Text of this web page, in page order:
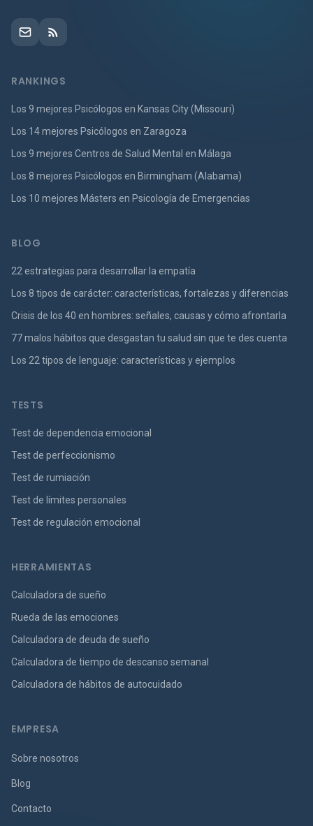
RANKINGS
Los 9 mejores Psicólogos en Kansas City (Missouri)
Los 14 mejores Psicólogos en Zaragoza
Los 9 mejores Centros de Salud Mental en Málaga
Los 8 mejores Psicólogos en Birmingham (Alabama)
Los 10 mejores Másters en Psicología de Emergencias
BLOG
22 estrategias para desarrollar la empatía
Los 8 tipos de carácter: características, fortalezas y diferencias
Crisis de los 40 en hombres: señales, causas y cómo afrontarla
77 malos hábitos que desgastan tu salud sin que te des cuenta
Los 22 tipos de lenguaje: características y ejemplos
TESTS
Test de dependencia emocional
Test de perfeccionismo
Test de rumiación
Test de límites personales
Test de regulación emocional
HERRAMIENTAS
Calculadora de sueño
Rueda de las emociones
Calculadora de deuda de sueño
Calculadora de tiempo de descanso semanal
Calculadora de hábitos de autocuidado
EMPRESA
Sobre nosotros
Blog
Contacto